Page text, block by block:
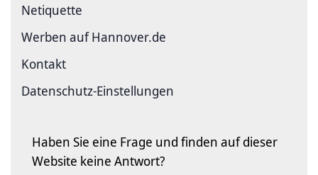
Netiquette
Werben auf Hannover.de
Kontakt
Datenschutz-Einstellungen
Haben Sie eine Frage und finden auf dieser
Website keine Antwort?